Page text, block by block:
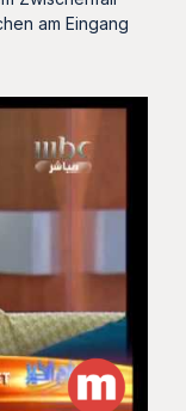
am Eingang